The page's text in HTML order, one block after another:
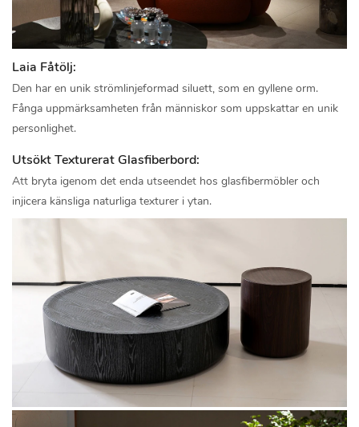
Laia Fåtölj:
Den har en unik strömlinjeformad siluett, som en gyllene orm.
Fånga uppmärksamheten från människor som uppskattar en unik
personlighet.
Utsökt Texturerat Glasfiberbord:
Att bryta igenom det enda utseendet hos glasfibermöbler och
injicera känsliga naturliga texturer i ytan.